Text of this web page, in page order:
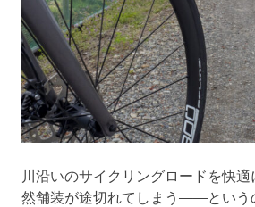
川沿いのサイクリングロードを快
然舗装が途切れてしまう——という